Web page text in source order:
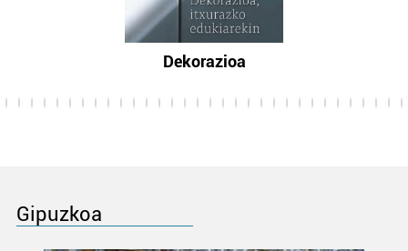
Dekorazioa
Gipuzkoa